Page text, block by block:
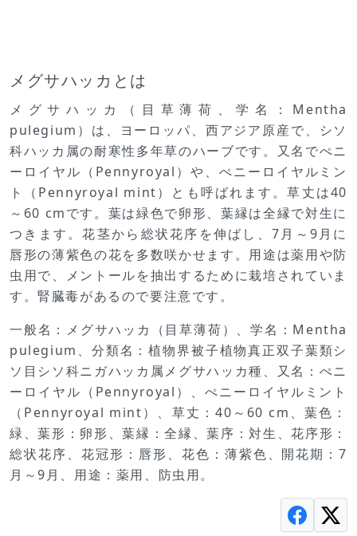
メグサハッカとは
メグサハッカ（目草薄荷、学名：Mentha
pulegium）は、ヨーロッパ、西アジア原産で、シソ
科ハッカ属の耐寒性多年草のハーブです。又名でぺニ
ーロイヤル（Pennyroyal）や、ぺニーロイヤルミン
ト（Pennyroyal mint）とも呼ばれます。草丈は40
～60 cmです。葉は緑色で卵形、葉縁は全縁で対生に
つきます。花茎から総状花序を伸ばし、7月～9月に
唇形の薄紫色の花を多数咲かせます。用途は薬用や防
虫用で、メントールを抽出するために栽培されていま
す。腎臓毒があるので要注意です。
一般名：メグサハッカ（目草薄荷）、学名：Mentha
pulegium、分類名：植物界被子植物真正双子葉類シ
ソ目シソ科ニガハッカ属メグサハッカ種、又名：ぺニ
ーロイヤル（Pennyroyal）、ぺニーロイヤルミント
（Pennyroyal mint）、草丈：40～60 cm、葉色：
緑、葉形：卵形、葉縁：全縁、葉序：対生、花序形：
総状花序、花冠形：唇形、花色：薄紫色、開花期：7
月～9月、用途：薬用、防虫用。